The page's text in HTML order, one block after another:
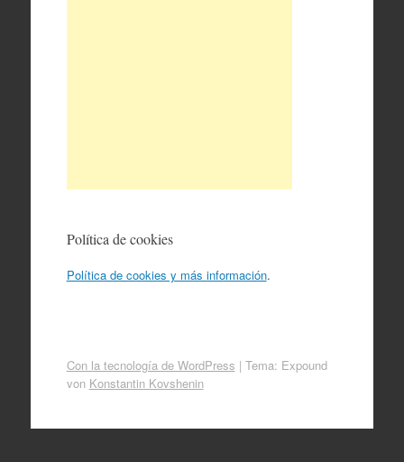
Política de cookies
Política de cookies y más información.
Con la tecnología de WordPress | Tema: Expound
von Konstantin Kovshenin